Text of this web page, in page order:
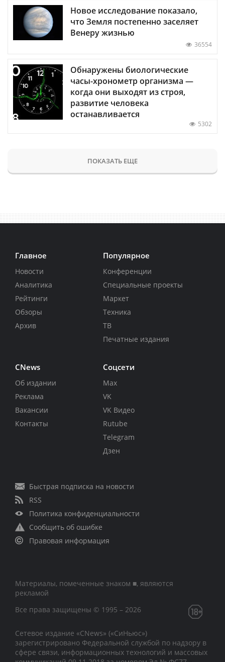
Новое исследование показало,
что Земля постепенно заселяет
Венеру жизнью
36554
Обнаружены биологические
часы-хронометр организма —
когда они выходят из строя,
развитие человека
останавливается
5302
ПОКАЗАТЬ ЕЩЕ
Главное
Новости
Аналитика
Рейтинги
Обзоры
Архив
Популярное
Конференции
Специальные проекты
Маркет
Техника
ТВ
Печатные издания
CNews
Об издании
Реклама
Вакансии
Контакты
Соцсети
Max
VK
VK Видео
Rutube
Telegram
Дзен
Быстрая подписка на новости
RSS
Политика конфиденциальности
Сообщить об ошибке
Правовая информация
Материалы, помеченные знаком ■, являются
рекламой
Все права защищены © 1995 – 2026
Сетевое издание «CNews» («СиНьюс»)
зарегистрировано Федеральной службой по надзору в
сфере связи, информационных технологий и массовых